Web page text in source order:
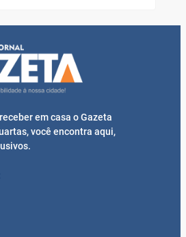
em casa o Gazeta
você encontra aqui,